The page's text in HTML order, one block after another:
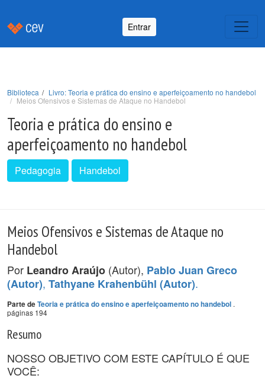
Entrar
Biblioteca
Livro: Teoria e prática do ensino e aperfeiçoamento no handebol
Meios Ofensivos e Sistemas de Ataque no Handebol
Teoria e prática do ensino e
aperfeiçoamento no handebol
Pedagogia Handebol
Meios Ofensivos e Sistemas de Ataque no
Handebol
Por Leandro Araújo (Autor), Pablo Juan Greco
(Autor), Tathyane Krahenbühl (Autor).
Parte deTeoria e prática do ensino e aperfeiçoamento no handebol .
páginas 194
Resumo
NOSSO OBJETIVO COM ESTE CAPÍTULO É QUE
VOCÊ: